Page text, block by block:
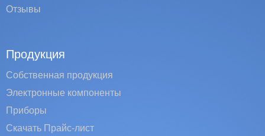
Отзывы
Продукция
Собственная продукция
Электронные компоненты
Приборы
Скачать Прайс-лист